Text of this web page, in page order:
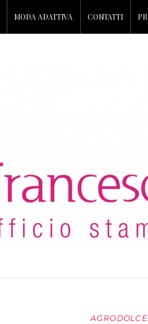
MODA ADATTIVA CONTATTI